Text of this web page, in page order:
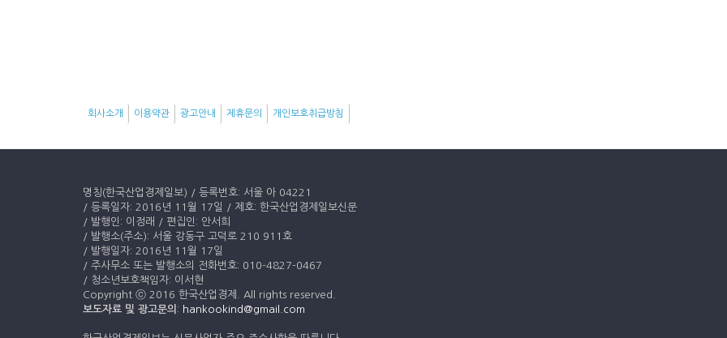
회사소개 이용약관 광고안내 제휴문의 개인보호취급방침
명칭(한국산업경제일보) / 등록번호: 서울 아 04221
/ 등록일자: 2016년 11월 17일 / 제호: 한국산업경제일보신문
/ 발행인: 이정래 / 편집인: 안서희
/ 발행소(주소): 서울 강동구 고덕로 210 911호
/ 발행일자: 2016년 11월 17일
/ 주사무소 또는 발행소의 전화번호: 010-4827-0467
/ 청소년보호책임자: 이서현
Copyright ⓒ 2016 한국산업경제. All rights reserved.
보도자료 및 광고문의 : hankookind@gmail.com